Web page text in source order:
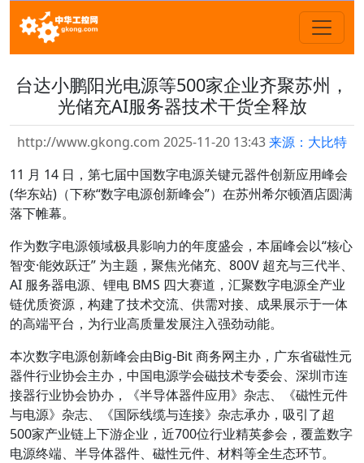
台达小鹏阳光电源等500家企业齐聚苏州，
光储充AI服务器技术干货全释放
http://www.gkong.com 2025-11-20 13:43来源：大比特
11 月 14 日，第七届中国数字电源关键元器件创新应用峰会
(华东站)（下称“数字电源创新峰会”）在苏州希尔顿酒店圆满
落下帷幕。
作为数字电源领域极具影响力的年度盛会，本届峰会以“核心
智变·能效跃迁” 为主题，聚焦光储充、800V 超充与三代半、
AI 服务器电源、锂电 BMS 四大赛道，汇聚数字电源全产业
链优质资源，构建了技术交流、供需对接、成果展示于一体
的高端平台，为行业高质量发展注入强劲动能。
本次数字电源创新峰会由Big-Bit 商务网主办，广东省磁性元
器件行业协会主办，中国电源学会磁技术专委会、深圳市连
接器行业协会协办，《半导体器件应用》杂志、《磁性元件
与电源》杂志、《国际线缆与连接》杂志承办，吸引了超
500家产业链上下游企业，近700位行业精英参会，覆盖数字
电源终端、半导体器件、磁性元件、材料等全生态环节。